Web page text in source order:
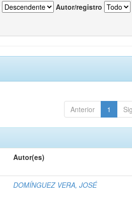
Autor/registro
Anterior 1
Autor(es)
DOMÍNGUEZ VERA, JOSÉ